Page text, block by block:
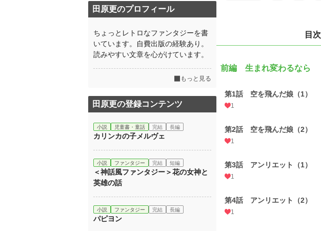
目次
前編 生まれ変わるなら
第1話 空を飛んだ娘（1）
1
第2話 空を飛んだ娘（2）
1
第3話 アンリエット（1）
1
第4話 アンリエット（2）
1
田原更のプロフィール
ちょっとレトロなファンタジーを書
いています。自費出版の経験あり。
読みやすい文章を心がけています。
もっと見る
田原更の登録コンテンツ
小説 児童書・童話 完結 長編
カリンカの子メルヴェ
小説 ファンタジー 完結 短編
＜神話風ファンタジー＞花の女神と
英雄の話
小説 ファンタジー 完結 長編
パピヨン